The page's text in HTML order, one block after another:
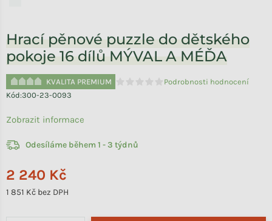
Hrací pěnové puzzle do dětského
pokoje 16 dílů MÝVAL A MÉĎA
KVALITA PREMIUM
Průměrné hodnocení produktu je
Podrobnosti hodnocení
Kód:300-23-0093
2 240 Kč
1 851 Kč bez DPH
Odesíláme během 1 - 3 týdnů
Zobrazit informace